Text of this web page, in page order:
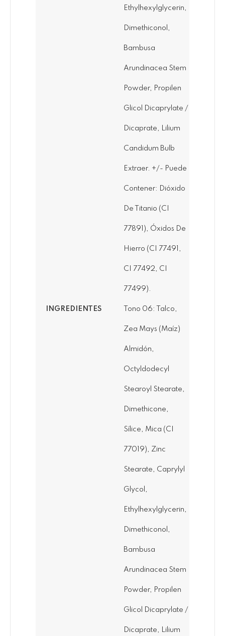
INGREDIENTES
Ethylhexylglycerin,
Dimethiconol,
Bambusa
Arundinacea Stem
Powder, Propilen
Glicol Dicaprylate /
Dicaprate, Lilium
Candidum Bulb
Extraer. +/- Puede
Contener: Dióxido
De Titanio (CI
77891), Óxidos De
Hierro (CI 77491,
CI 77492, CI
77499).
Tono 06: Talco,
Zea Mays (Maíz)
Almidón,
Octyldodecyl
Stearoyl Stearate,
Dimethicone,
Sílice, Mica (CI
77019), Zinc
Stearate, Caprylyl
Glycol,
Ethylhexylglycerin,
Dimethiconol,
Bambusa
Arundinacea Stem
Powder, Propilen
Glicol Dicaprylate /
Dicaprate, Lilium